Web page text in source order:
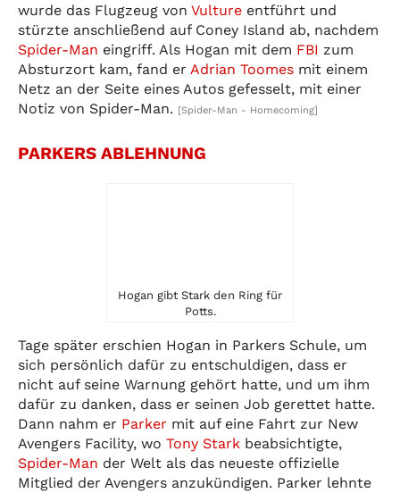
wurde das Flugzeug von Vulture entführt und
stürzte anschließend auf Coney Island ab, nachdem
Spider-Man eingriff. Als Hogan mit dem FBI zum
Absturzort kam, fand er Adrian Toomes mit einem
Netz an der Seite eines Autos gefesselt, mit einer
Notiz von Spider-Man.
[Spider-Man - Homecoming]
PARKERS ABLEHNUNG
Hogan gibt Stark den Ring für
Potts.
Tage später erschien Hogan in Parkers Schule, um
sich persönlich dafür zu entschuldigen, dass er
nicht auf seine Warnung gehört hatte, und um ihm
dafür zu danken, dass er seinen Job gerettet hatte.
Dann nahm er Parker mit auf eine Fahrt zur New
Avengers Facility, wo Tony Stark beabsichtigte,
Spider-Man der Welt als das neueste offizielle
Mitglied der Avengers anzukündigen. Parker lehnte